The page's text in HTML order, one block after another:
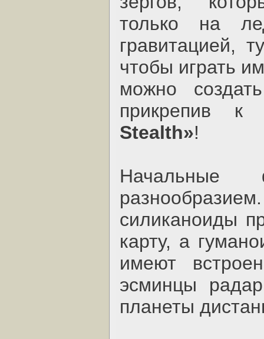
только на
гравитацией,
чтобы играть
можно
прикрепив
Stealth»!
Начальные
силиканоиды
карту, а
имеют
эсминцы
планеты